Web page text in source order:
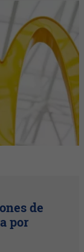
de
por